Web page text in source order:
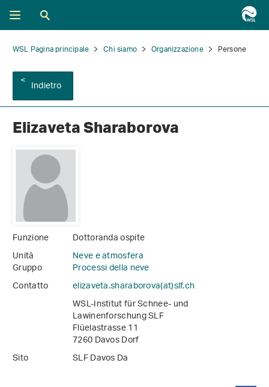
WSL Pagina principale Chi siamo Organizzazione Persone
Indietro
Elizaveta Sharaborova
Funzione
Dottoranda ospite
Unità
Neve e atmosfera
Gruppo
Processi della neve
Contatto
elizaveta.sharaborova(at)slf.ch
WSL-Institut für Schnee- und
Lawinenforschung SLF
Flüelastrasse 11
7260 Davos Dorf
Sito
SLF Davos Da